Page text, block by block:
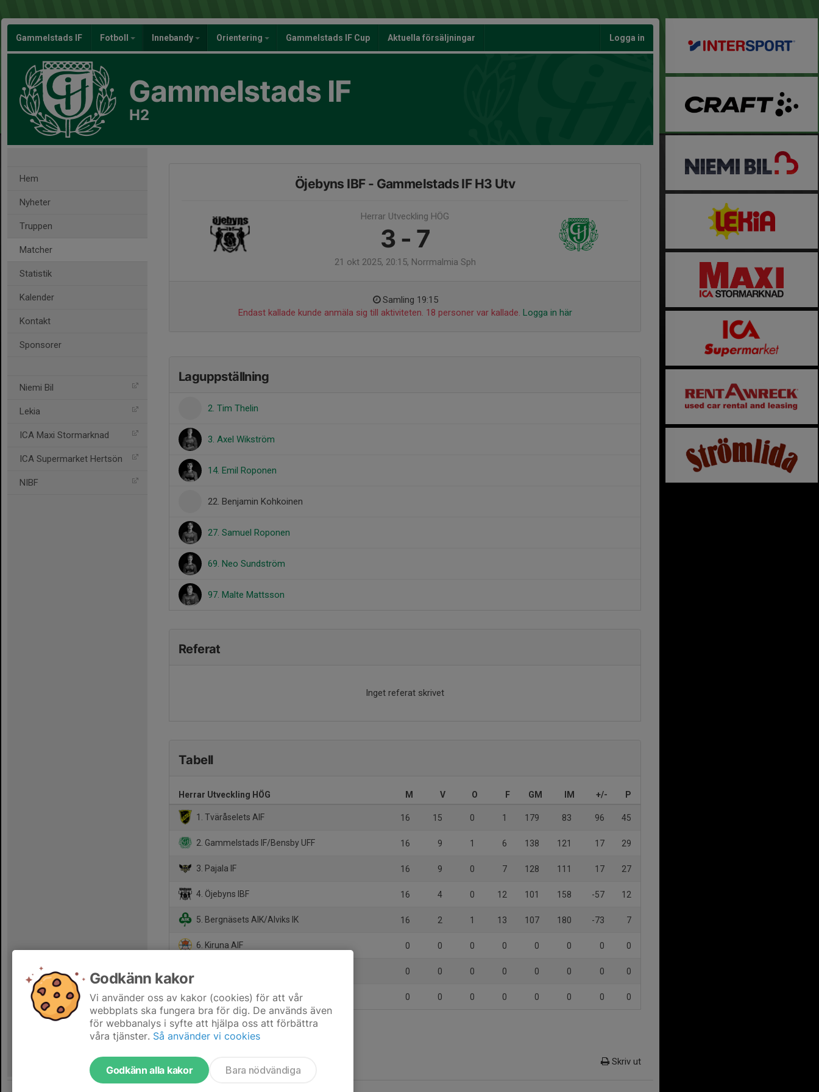
Gammelstads IF Fotboll Innebandy Orientering Gammelstads IF Cup Aktuella försäljningar Logga in
Gammelstads IF
H2
Hem
Nyheter
Truppen
Matcher
Statistik
Kalender
Kontakt
Sponsorer
Niemi Bil
Lekia
ICA Maxi Stormarknad
ICA Supermarket Hertsön
NIBF
Öjebyns IBF - Gammelstads IF H3 Utv
Herrar Utveckling HÖG
3 - 7
21 okt 2025, 20:15, Norrmalmia Sph
Samling 19:15
Endast kallade kunde anmäla sig till aktiviteten. 18 personer var kallade. Logga in här
Laguppställning
2. Tim Thelin
3. Axel Wikström
14. Emil Roponen
22. Benjamin Kohkoinen
27. Samuel Roponen
69. Neo Sundström
97. Malte Mattsson
Referat
Inget referat skrivet
Tabell
Herrar Utveckling HÖG M V O F GM IM +/- P
1. Tväråselets AIF 16 15 0 1 179 83 96 45
2. Gammelstads IF/Bensby UFF 16 9 1 6 138 121 17 29
3. Pajala IF 16 9 0 7 128 111 17 27
4. Öjebyns IBF 16 4 0 12 101 158 -57 12
5. Bergnäsets AIK/Alviks IK 16 2 1 13 107 180 -73 7
6. Kiruna AIF 0 0 0 0 0 0 0 0
0 0 0 0 0 0 0 0
8. Överkalix FF 0 0 0 0 0 0 0 0
Skriv ut
Godkänn kakor
Vi använder oss av kakor (cookies) för att vår
webbplats ska fungera bra för dig. De används även
för webbanalys i syfte att hjälpa oss att förbättra
våra tjänster. Så använder vi cookies
Godkänn alla kakor Bara nödvändiga